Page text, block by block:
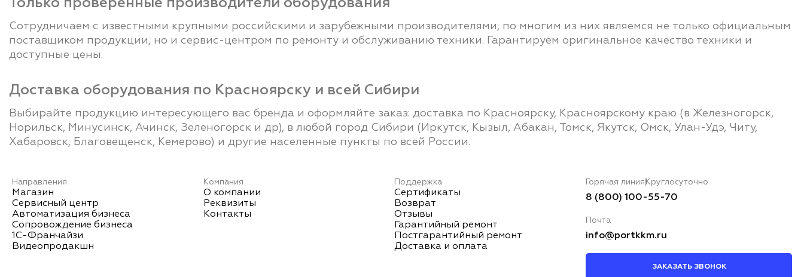
Только проверенные производители оборудования
Сотрудничаем с известными крупными российскими и зарубежными производителями, по многим из них являемся не только официальным
поставщиком продукции, но и сервис-центром по ремонту и обслуживанию техники. Гарантируем оригинальное качество техники и
доступные цены.
Доставка оборудования по Красноярску и всей Сибири
Выбирайте продукцию интересующего вас бренда и оформляйте заказ: доставка по Красноярску, Красноярскому краю (в Железногорск,
Норильск, Минусинск, Ачинск, Зеленогорск и др), в любой город Сибири (Иркутск, Кызыл, Абакан, Томск, Якутск, Омск, Улан-Удэ, Читу,
Хабаровск, Благовещенск, Кемерово) и другие населенные пункты по всей России.
Направления
Магазин
Сервисный центр
Автоматизация бизнеса
Сопровождение бизнеса
1С-Франчайзи
Видеопродакшн
Компания
О компании
Реквизиты
Контакты
Поддержка
Сертификаты
Возврат
Отзывы
Гарантийный ремонт
Постгарантийный ремонт
Доставка и оплата
Горячая линия Круглосуточно
8 (800) 100-55-70
Почта
info@portkkm.ru
ЗАКАЗАТЬ ЗВОНОК